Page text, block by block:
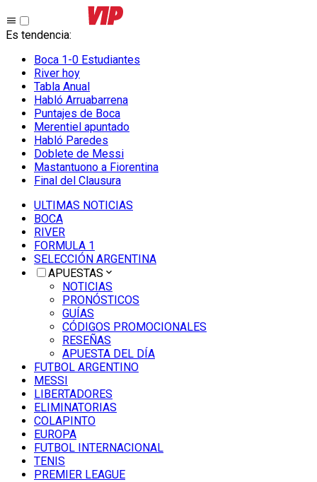
Es tendencia:
Boca 1-0 Estudiantes
River hoy
Tabla Anual
Habló Arruabarrena
Puntajes de Boca
Merentiel apuntado
Habló Paredes
Doblete de Messi
Mastantuono a Fiorentina
Final del Clausura
ULTIMAS NOTICIAS
BOCA
RIVER
FORMULA 1
SELECCIÓN ARGENTINA
APUESTAS
NOTICIAS
PRONÓSTICOS
GUÍAS
CÓDIGOS PROMOCIONALES
RESEÑAS
APUESTA DEL DÍA
FUTBOL ARGENTINO
MESSI
LIBERTADORES
ELIMINATORIAS
COLAPINTO
EUROPA
FUTBOL INTERNACIONAL
TENIS
PREMIER LEAGUE